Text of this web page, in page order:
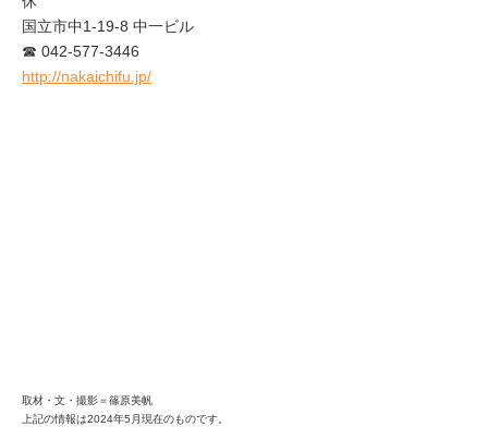
国立市中1-19-8 中一ビル
☎ 042-577-3446
http://nakaichifu.jp/
取材・文・撮影＝篠原美帆
上記の情報は2024年5月現在のものです。